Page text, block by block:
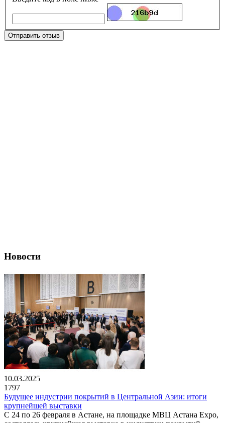
Отправить отзыв
Новости
10.03.2025
1797
Будущее индустрии покрытий в Центральной Азии: итоги
крупнейшей выставки
С 24 по 26 февраля в Астане, на площадке МВЦ Астана Expo,